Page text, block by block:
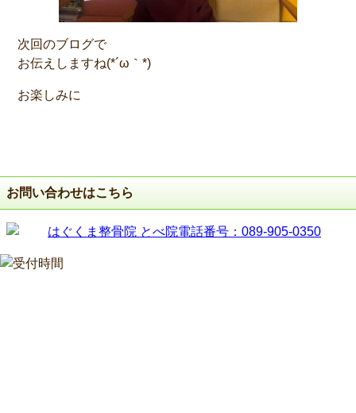
次回のブログで
お伝えしますね(*´ω｀*)
お楽しみに
お問い合わせはこちら